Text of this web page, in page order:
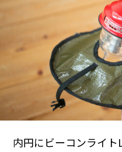
内円にビーコンライト